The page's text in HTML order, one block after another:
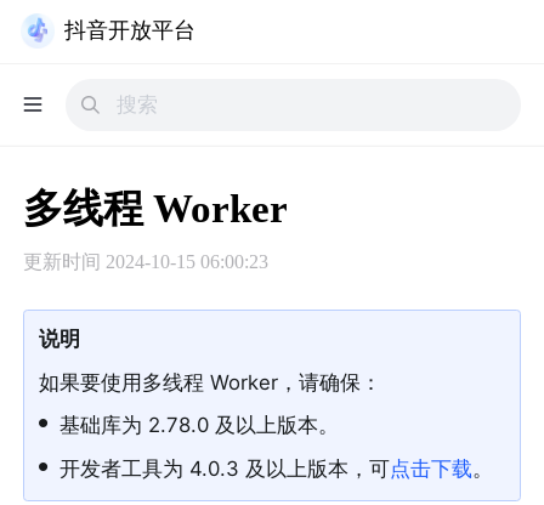
抖音开放平台
多线程 Worker
更新时间 2024-10-15 06:00:23
说明
如果要使用多线程 Worker，请确保：
• 基础库为 2.78.0 及以上版本。
• 开发者工具为 4.0.3 及以上版本，可点击下载。